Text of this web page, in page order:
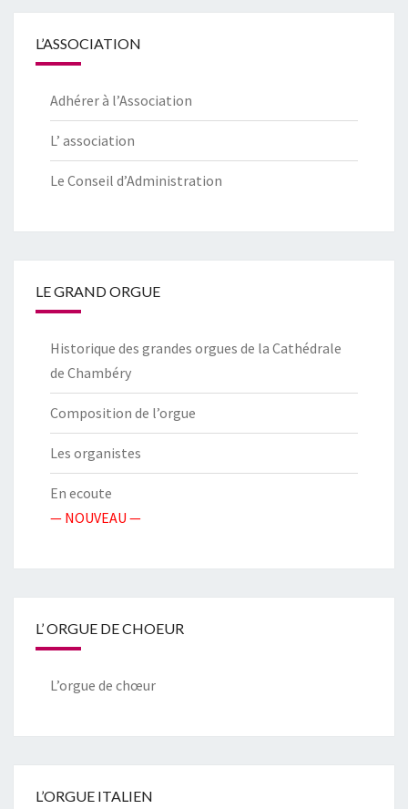
L’ASSOCIATION
Adhérer à l’Association
L’ association
Le Conseil d’Administration
LE GRAND ORGUE
Historique des grandes orgues de la Cathédrale
de Chambéry
Composition de l’orgue
Les organistes
En ecoute
— NOUVEAU —
L’ ORGUE DE CHOEUR
L’orgue de chœur
L’ORGUE ITALIEN